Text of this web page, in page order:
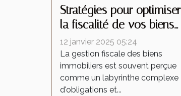
Stratégies pour optimiser
la fiscalité de vos biens
immobiliers
12 janvier 2025 05:24
La gestion fiscale des biens
immobiliers est souvent perçue
comme un labyrinthe complexe
d'obligations et...